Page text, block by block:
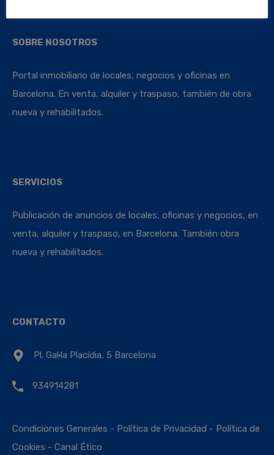
SOBRE NOSOTROS
Portal inmobiliario de locales, negocios y oficinas en
Barcelona. En venta, alquiler y traspaso, también de obra
nueva y rehabilitados.
SERVICIOS
Publicación de anuncios de locales, oficinas y negocios, en
venta, alquiler y traspaso, en Barcelona. También obra
nueva y rehabilitados.
CONTACTO
Pl. Gal·la Placídia, 5 Barcelona
934914281
Condiciones Generales - Política de Privacidad - Política de
Cookies - Canal Ético